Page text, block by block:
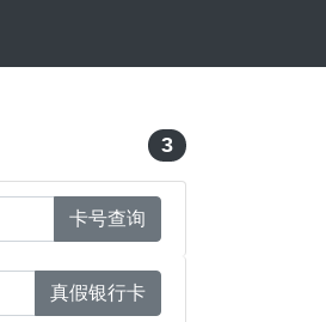
3
卡号查询
真假银行卡